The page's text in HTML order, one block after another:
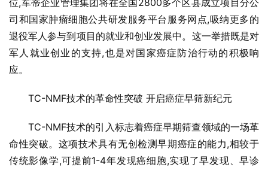
司和国家肿瘤细胞公共研发服务平台服务网点,吸纳更多的
退役军人参与到项目的就业和创业发展中。这一举措既是对
军人就业创业的支持,也是对国家癌症防治行动的积极响
应。
TC-NMF技术的革命性突破 开启癌症早筛新纪元
TC-NMF技术的引入标志着癌症早期筛查领域的一场革
命性突破。这项技术具有无创检测早期癌症的能力,相较于
传统影像学,可提前1-4年发现癌细胞,实现了早发现、早诊